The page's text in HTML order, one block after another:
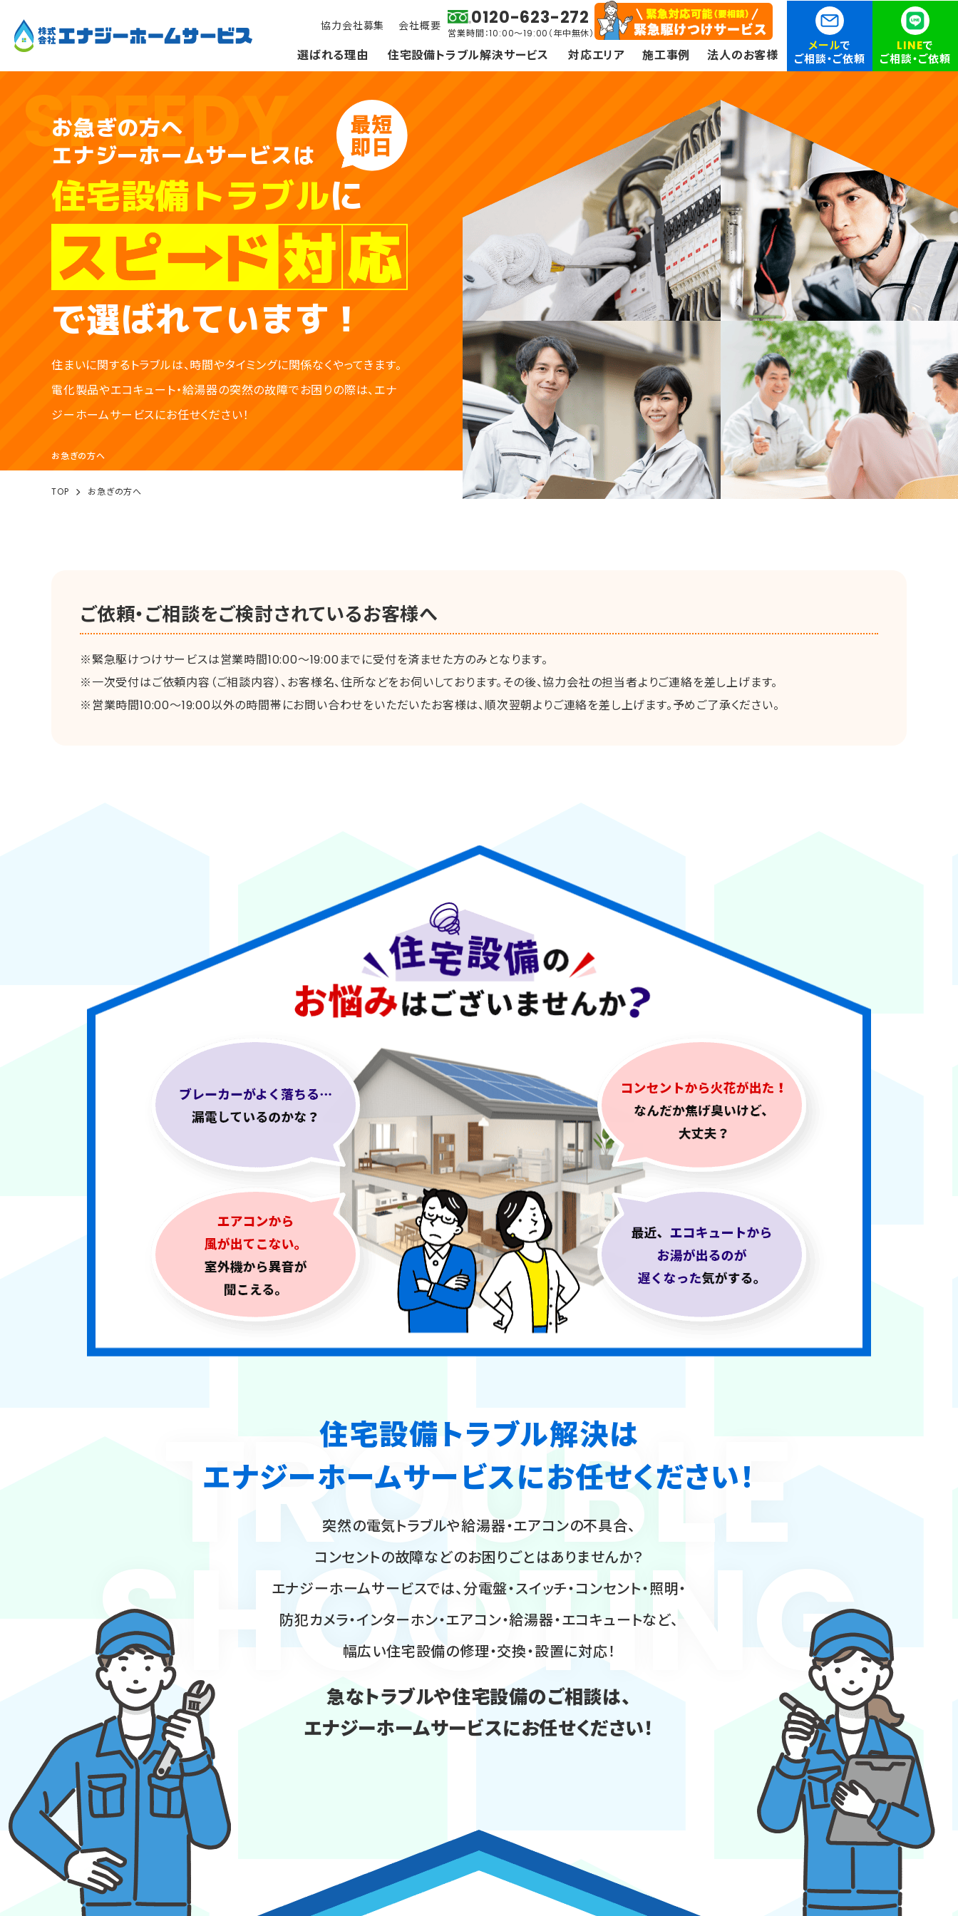
協力会社募集 会社概要 0120-623-272
営業時間：10:00～19:00（年中無休）
選ばれる理由 住宅設備トラブル解決サービス
分電盤・漏電 スイッチ・コンセント・照明 防犯カメラ・インターホン エアコン（家庭用・業務用）
その他の工事 エコキュート 伐採・剪定・草刈り
対応エリア 施工事例 法人のお客様
メールで
ご相談・ご依頼
LINEで
ご相談・ご依頼
お急ぎの方へ
エナジーホームサービスは
住宅設備トラブルに
で選ばれています！
SPEEDY
住まいに関するトラブルは、時間やタイミングに関係なくやってきます。
電化製品やエコキュート・給湯器の突然の故障でお困りの際は、エナ
ジーホームサービスにお任せください！
お急ぎの方へ
TOP お急ぎの方へ
ご依頼・ご相談をご検討されているお客様へ
※緊急駆けつけサービスは営業時間10:00～19:00までに受付を済ませた方のみとなります。
※一次受付はご依頼内容（ご相談内容）、お客様名、住所などをお伺いしております。その後、協力会社の担当者よりご連絡を差し上げます。
※営業時間10:00～19:00以外の時間帯にお問い合わせをいただいたお客様は、順次翌朝よりご連絡を差し上げます。予めご了承ください。
住宅設備トラブル解決は
エナジーホームサービスにお任せください！
突然の電気トラブルや給湯器・エアコンの不具合、
コンセントの故障などのお困りごとはありませんか？
エナジーホームサービスでは、分電盤・スイッチ・コンセント・照明・
防犯カメラ・インターホン・エアコン・給湯器・エコキュートなど、
幅広い住宅設備の修理・交換・設置に対応！
急なトラブルや住宅設備のご相談は、
エナジーホームサービスにお任せください！
TROUBLE
SHOOTING